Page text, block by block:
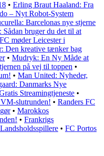
• Erling Braut Haaland: Fra
– Nyt Robot-System
Barcelonas nye stjerne
Sådan bruger du det til at
møder Leicester i
Den kreative tænker bag
• Mudryk: En Ny Måde at
på vej til toppen •
• Man United: Nyheder,
Danmarks Nye
Streamingtjeneste •
slutrunden! • Randers FC
• Marokkos
• Frankrigs
• FC Portos